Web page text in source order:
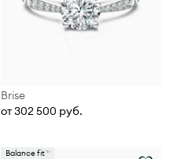
Brise
от 302 500 руб.
Balance fit